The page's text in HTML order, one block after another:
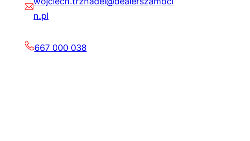
n.pl
667 000 038